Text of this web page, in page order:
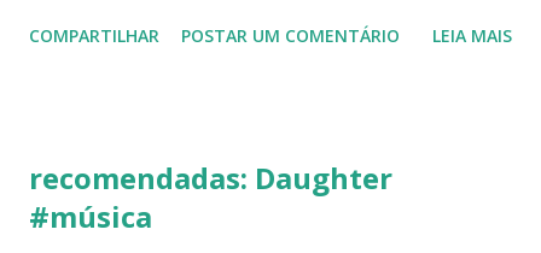
gravadora é a BPitch Control, especializada em tecno com
COMPARTILHAR POSTAR UM COMENTÁRIO LEIA MAIS
recomendadas: Daughter
#música